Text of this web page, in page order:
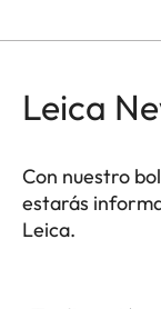
Leica
Con nuestro
estarás
Leica.